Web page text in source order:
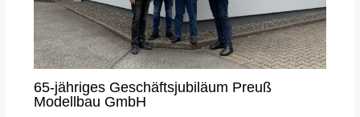
65-jähriges Geschäftsjubiläum Preuß
Modellbau GmbH